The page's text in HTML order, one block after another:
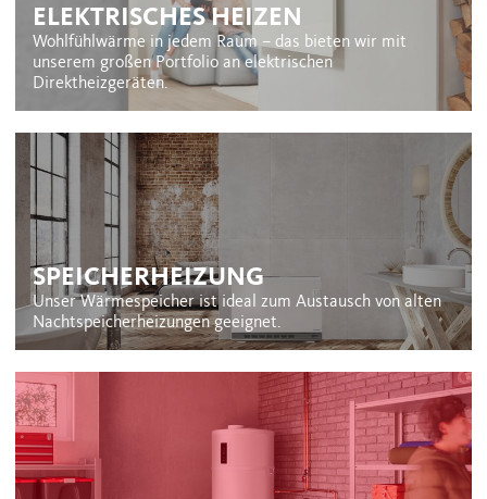
ELEKTRISCHES HEIZEN
Wohlfühlwärme in jedem Raum – das bieten wir mit
unserem großen Portfolio an elektrischen
Direktheizgeräten.
SPEICHERHEIZUNG
Unser Wärmespeicher ist ideal zum Austausch von alten
Nachtspeicherheizungen geeignet.